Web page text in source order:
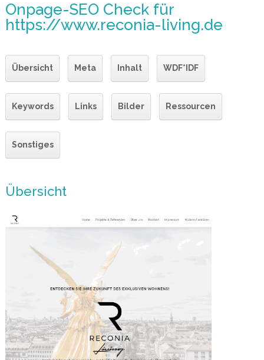
Onpage-SEO Checkfür
https://www.reconia-living.de
Übersicht Meta Inhalt WDF*IDF
Keywords Links Bilder Ressourcen
Sonstiges
Übersicht